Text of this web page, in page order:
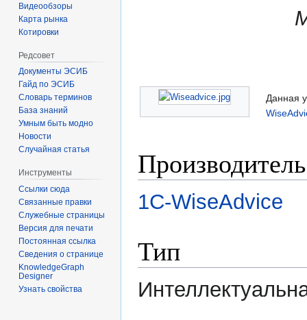
Данная
1С-WiseAdvice
Тип
Видеообзоры
Карта рынка
Котировки
Редсовет
Документы ЭСИБ
Гайд по ЭСИБ
Словарь терминов
База знаний
Умным быть модно
Новости
Случайная статья
Инструменты
Ссылки сюда
Связанные правки
Служебные страницы
Версия для печати
Постоянная ссылка
Сведения о странице
KnowledgeGraph
Designer
Узнать свойства